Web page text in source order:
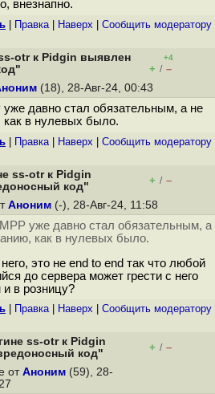
внезнапно.
Правка| Наверх Cообщить модератору
otr к Pidgin выявлен
+4
+ / –
(18), 28-Авг-24, 00:43
уже давно стал обязательным, а не
в нулевых было.
Правка| Наверх Cообщить модератору
ss-otr к Pidgin
код"
+ / –
Аноним (-), 28-Авг-24, 11:58
уже давно стал обязательным, а
как в нулевых было.
это не end to end так что любой
до сервера может грести с него
и в розницу?
Правка| Наверх Cообщить модератору
ss-otr к Pidgin
код"
+ / –
от Аноним (59), 28-